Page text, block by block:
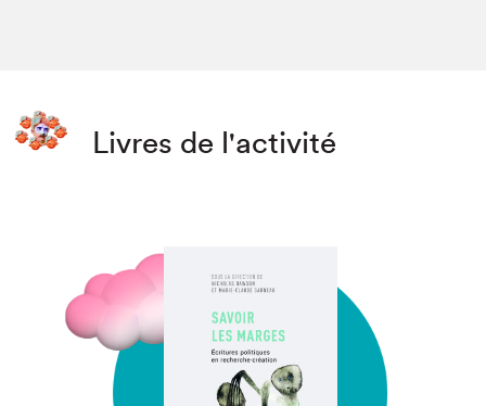
Livres de l'activité